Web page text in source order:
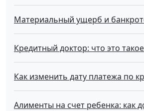
Материальный ущерб и
Кредитный доктор: что это
Как изменить дату платежа по
Алименты на счет ребенка: как